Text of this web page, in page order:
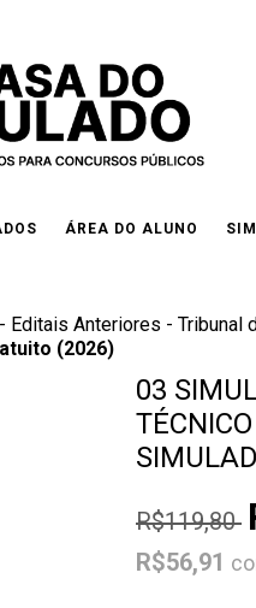
ÁREA DO ALUNO
Editais Anteriores - Tribunal
(2026)
03
R$119,80
R$56,91